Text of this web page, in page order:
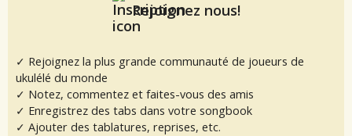
Rejoignez nous!
✓ Rejoignez la plus grande communauté de joueurs de
ukulélé du monde
✓ Notez, commentez et faites-vous des amis
✓ Enregistrez des tabs dans votre songbook
✓ Ajouter des tablatures, reprises, etc.